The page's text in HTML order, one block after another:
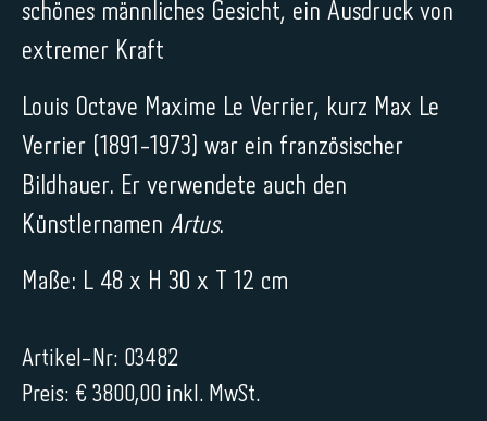
schönes männliches Gesicht, ein Ausdruck von
extremer Kraft
Louis Octave Maxime Le Verrier, kurz Max Le
Verrier (1891-1973) war ein französischer
Bildhauer. Er verwendete auch den
Künstlernamen Artus.
Maße: L 48 x H 30 x T 12 cm
Artikel-Nr: 03482
Preis: € 3800,00 inkl. MwSt.